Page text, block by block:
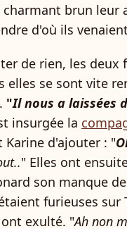
charmant brun leur
d'où ils
de rien, les deux
elles se sont vite
"Il nous a laissées
insurgée la
Karine d'ajouter : "
" Elles ont
son manque
furieuses sur
exulté. "Ah non